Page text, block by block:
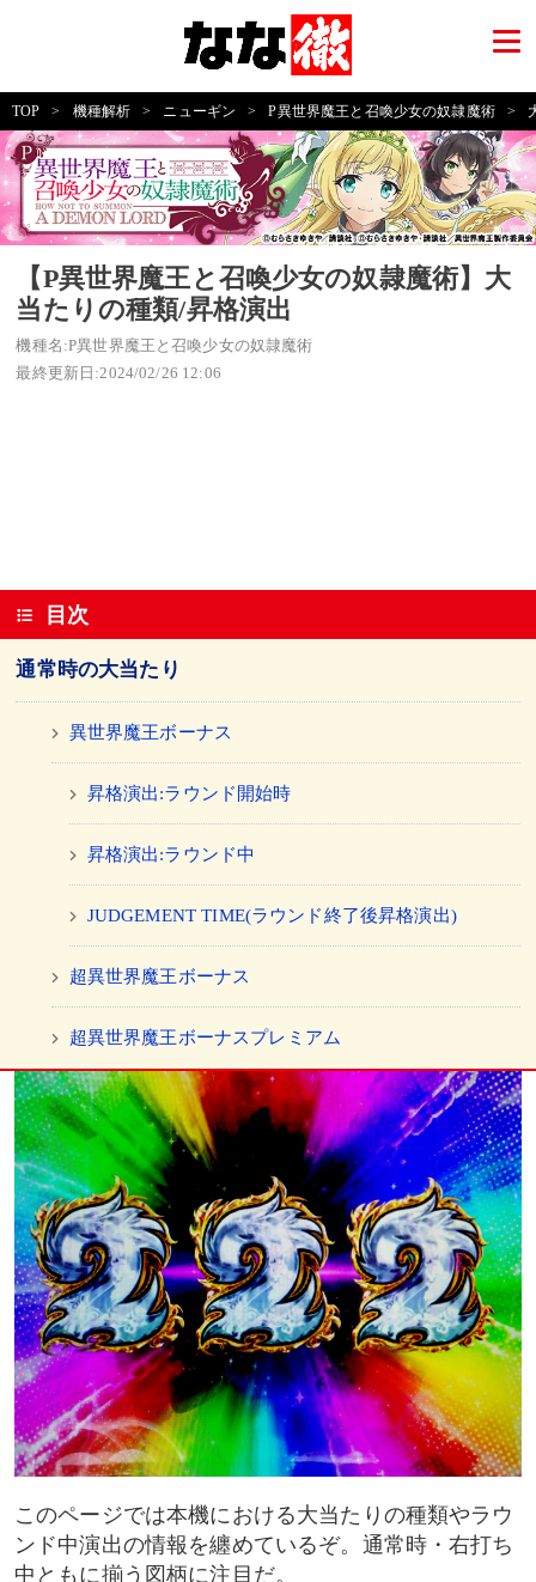
TOP > 機種解析 > ニューギン > P異世界魔王と召喚少女の奴隷魔術 >
【P異世界魔王と召喚少女の奴隷魔術】大
当たりの種類/昇格演出
機種名:P異世界魔王と召喚少女の奴隷魔術
最終更新日:2024/02/26 12:06
目次
通常時の大当たり
異世界魔王ボーナス
昇格演出:ラウンド開始時
昇格演出:ラウンド中
JUDGEMENT TIME(ラウンド終了後昇格演出)
超異世界魔王ボーナス
超異世界魔王ボーナスプレミアム
右打ち中の大当たり
このページでは本機における大当たりの種類やラウ
ンド中演出の情報を纏めているぞ。通常時・右打ち
中ともに揃う図柄に注目だ。